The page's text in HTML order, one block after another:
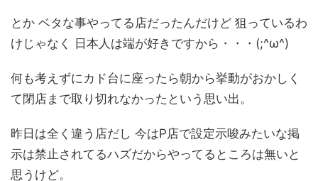
とか ベタな事やってる店だったんだけど 狙っているわ
けじゃなく 日本人は端が好きですから・・・(;^ω^)
何も考えずにカド台に座ったら朝から挙動がおかしく
て閉店まで取り切れなかったという思い出。
昨日は全く違う店だし 今はP店で設定示唆みたいな掲
示は禁止されてるハズだからやってるところは無いと
思うけど。